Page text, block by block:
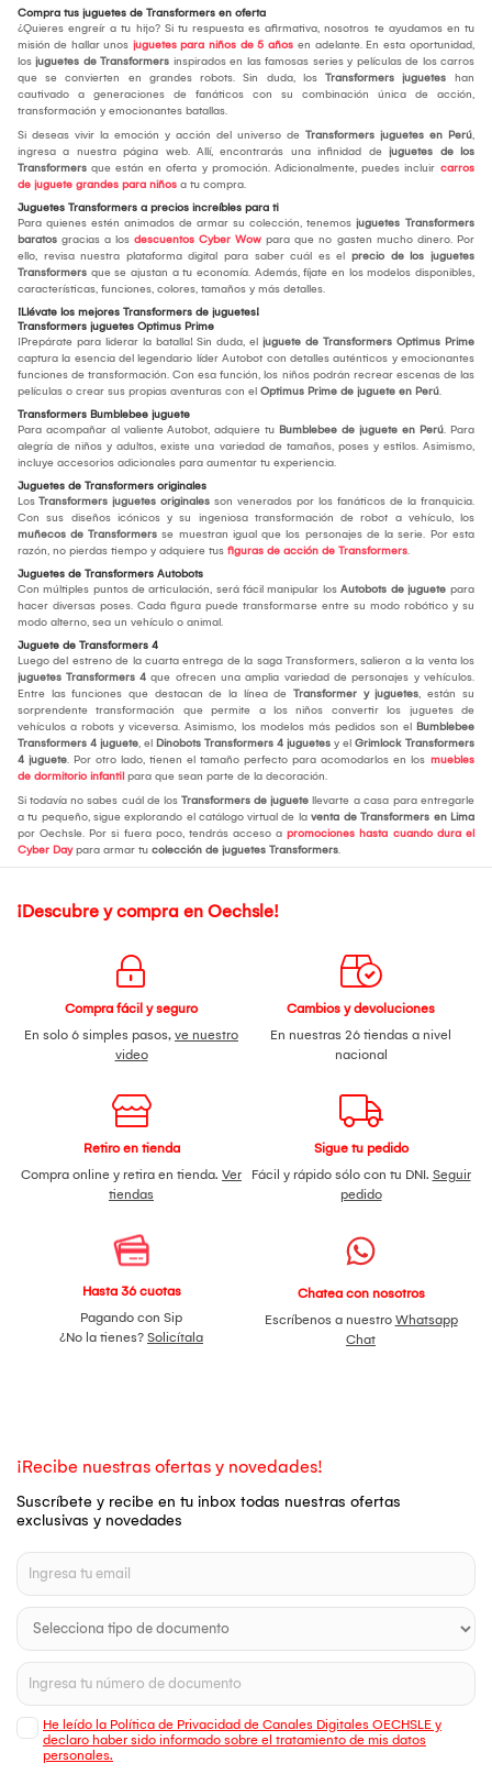
Compra tus juguetes de Transformers en oferta
¿Quieres engreír a tu hijo? Si tu respuesta es afirmativa, nosotros te ayudamos en tu
misión de hallar unos juguetes para niños de 5 años en adelante. En esta oportunidad,
los juguetes de Transformers inspirados en las famosas series y películas de los carros
que se convierten en grandes robots. Sin duda, los Transformers juguetes han
cautivado a generaciones de fanáticos con su combinación única de acción,
transformación y emocionantes batallas.
Si deseas vivir la emoción y acción del universo de Transformers juguetes en Perú,
ingresa a nuestra página web. Allí, encontrarás una infinidad de juguetes de los
Transformers que están en oferta y promoción. Adicionalmente, puedes incluir carros
de juguete grandes para niños a tu compra.
Juguetes Transformers a precios increíbles para ti
Para quienes estén animados de armar su colección, tenemos juguetes Transformers
baratos gracias a los descuentos Cyber Wow para que no gasten mucho dinero. Por
ello, revisa nuestra plataforma digital para saber cuál es el precio de los juguetes
Transformers que se ajustan a tu economía. Además, fíjate en los modelos disponibles,
características, funciones, colores, tamaños y más detalles.
¡Llévate los mejores Transformers de juguetes!
Transformers juguetes Optimus Prime
¡Prepárate para liderar la batalla! Sin duda, el juguete de Transformers Optimus Prime
captura la esencia del legendario líder Autobot con detalles auténticos y emocionantes
funciones de transformación. Con esa función, los niños podrán recrear escenas de las
películas o crear sus propias aventuras con el Optimus Prime de juguete en Perú.
Transformers Bumblebee juguete
Para acompañar al valiente Autobot, adquiere tu Bumblebee de juguete en Perú. Para
alegría de niños y adultos, existe una variedad de tamaños, poses y estilos. Asimismo,
incluye accesorios adicionales para aumentar tu experiencia.
Juguetes de Transformers originales
Los Transformers juguetes originales son venerados por los fanáticos de la franquicia.
Con sus diseños icónicos y su ingeniosa transformación de robot a vehículo, los
muñecos de Transformers se muestran igual que los personajes de la serie. Por esta
razón, no pierdas tiempo y adquiere tus figuras de acción de Transformers.
Juguetes de Transformers Autobots
Con múltiples puntos de articulación, será fácil manipular los Autobots de juguete para
hacer diversas poses. Cada figura puede transformarse entre su modo robótico y su
modo alterno, sea un vehículo o animal.
Juguete de Transformers 4
Luego del estreno de la cuarta entrega de la saga Transformers, salieron a la venta los
juguetes Transformers 4 que ofrecen una amplia variedad de personajes y vehículos.
Entre las funciones que destacan de la línea de Transformer y juguetes, están su
sorprendente transformación que permite a los niños convertir los juguetes de
vehículos a robots y viceversa. Asimismo, los modelos más pedidos son el Bumblebee
Transformers 4 juguete, el Dinobots Transformers 4 juguetes y el Grimlock Transformers
4 juguete. Por otro lado, tienen el tamaño perfecto para acomodarlos en los muebles
de dormitorio infantil para que sean parte de la decoración.
Si todavía no sabes cuál de los Transformers de juguete llevarte a casa para entregarle
a tu pequeño, sigue explorando el catálogo virtual de la venta de Transformers en Lima
por Oechsle. Por si fuera poco, tendrás acceso a promociones hasta cuando dura el
Cyber Daypara armar tu colección de juguetes Transformers.
¡Descubre y compra en Oechsle!
Compra fácil y seguro
En solo 6 simples pasos, ve nuestro
video
Cambios y devoluciones
En nuestras 26 tiendas a nivel
nacional
Retiro en tienda
Compra online y retira en tienda. Ver
tiendas
Sigue tu pedido
Fácil y rápido sólo con tu DNI. Seguir
pedido
Hasta 36 cuotas
Pagando con Sip
¿No la tienes? Solicítala
Chatea con nosotros
Escríbenos a nuestro Whatsapp
Chat
¡Recibe nuestras ofertas y novedades!
Suscríbete y recibe en tu inbox todas nuestras ofertas
exclusivas y novedades
He leído la Política de Privacidad de Canales Digitales OECHSLE y
declaro haber sido informado sobre el tratamiento de mis datos
personales.